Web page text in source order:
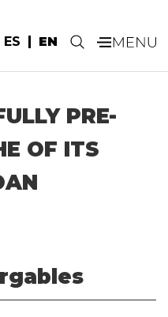
ES EN .
PRE-
OF ITS